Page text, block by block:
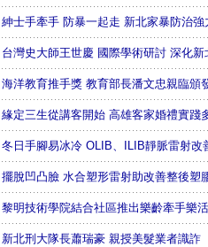
紳士手牽手 防暴一起走 新北家暴防治強
台灣史大師王世慶 國際學術研討 深化新
海洋教育推手獎 教育部長潘文忠親臨頒
緣定三生從講客開始 高雄客家婚禮實踐
冬日手腳易冰冷 OLIB、ILIB靜脈雷射改
擺脫凹凸臉 水合塑形雷射助改善整後塑
黎明技術學院結合社區推出樂齡牽手樂活
新北刑大隊長蕭瑞豪 親授美髮業者識詐